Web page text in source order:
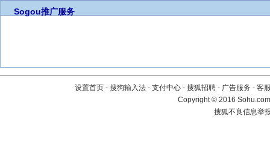
Sogou推广服务
设置首页 - 搜狗输入法 - 支付中心 - 搜狐招聘 - 广告服务 - 客
Copyright©2016
搜狐不良信息举